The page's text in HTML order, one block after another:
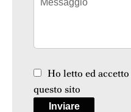
Ho letto ed accetto
questo sito
Inviare